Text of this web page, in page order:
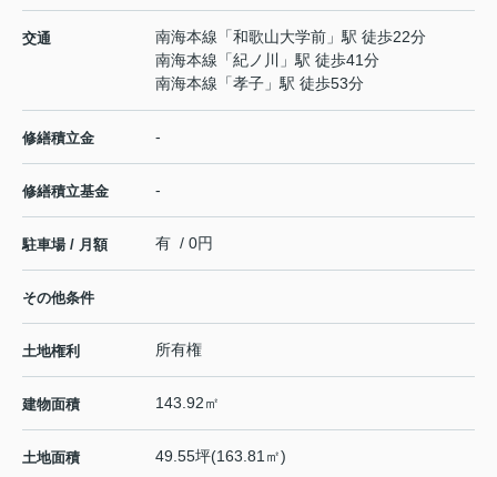
交通 南海本線 「和歌山大学前 」駅 徒歩22分
南海本線 「紀ノ川
」駅 徒歩41分
南海本線 「孝子 」駅 徒歩53分
修繕積立金 -
修繕積立基金 -
駐車場 / 月額 有 / 0円
その他条件
土地権利 所有権
建物面積 143.92㎡
土地面積 49.55坪(163.81㎡)